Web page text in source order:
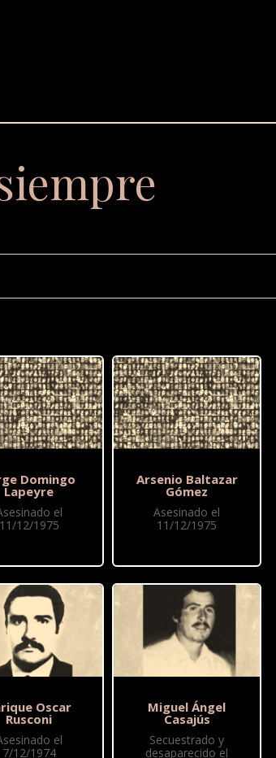
Domingo
Lapeyre
el
11/12/1975
Oscar
Rusconi
el
7/12/1974
Arsenio Baltazar
Gómez
Asesinado el
11/12/1975
Miguel Ángel
Casajús
Secuestrado y
desaparecido el